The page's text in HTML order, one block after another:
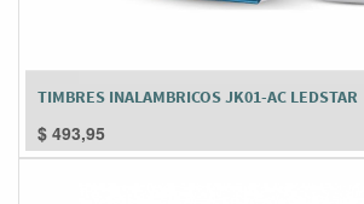
TIMBRES INALAMBRICOS JK01-AC LEDSTAR
$ 493,95